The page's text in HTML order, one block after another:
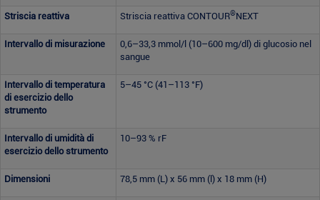
Striscia reattiva Striscia reattiva CONTOUR®NEXT
Intervallo di misurazione
0,6–33,3 mmol/l (10–600 mg/dl) di glucosio nel
sangue
Intervallo di temperatura
di esercizio dello
strumento
5–45 °C (41–113 °F)
Intervallo di umidità di
esercizio dello strumento
10–93 % rF
Dimensioni 78,5 mm (L) x 56 mm (l) x 18 mm (H)